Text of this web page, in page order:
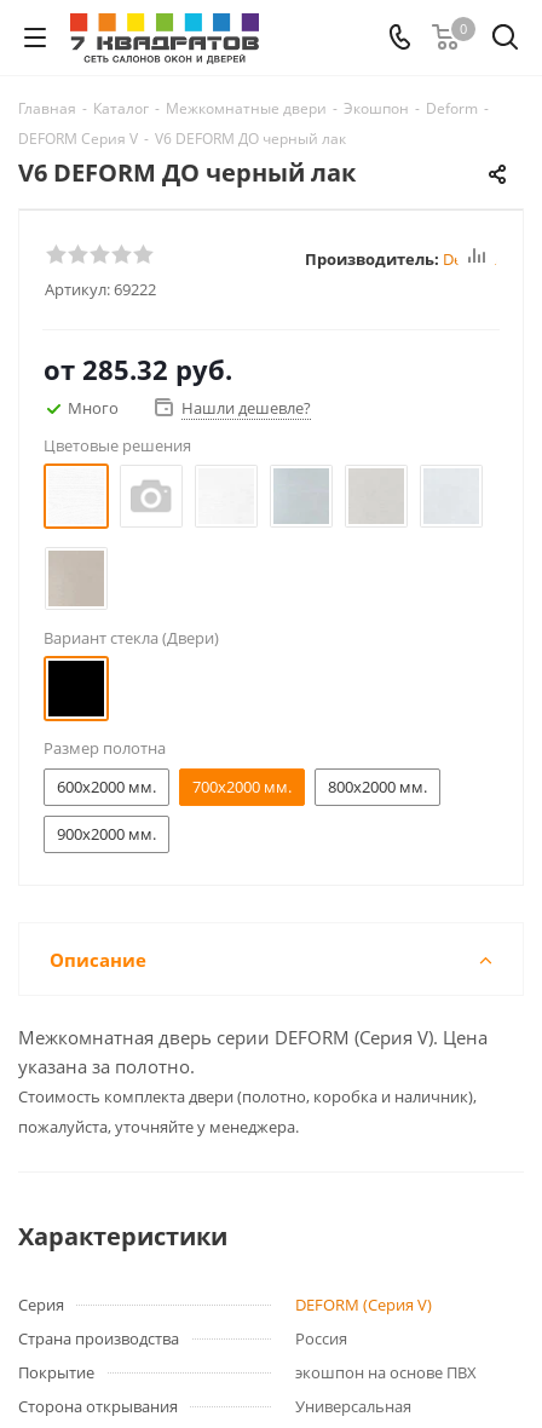
0
Главная - Каталог - Межкомнатные двери - Экошпон - Deform -
DEFORM Серия V - V6 DEFORM ДО черный лак
V6 DEFORM ДО черный лак
Артикул:69222
Производитель: Deform
от 285.32 руб.
Много
Нашли дешевле?
Цветовые решения
Вариант стекла (Двери)
Размер полотна
600x2000 мм.
700x2000 мм. 800x2000 мм.
900x2000 мм.
Описание
Межкомнатная дверь серии DEFORM (Серия V). Цена
указана за полотно.
Cтоимость комплекта двери (полотно, коробка и наличник),
пожалуйста, уточняйте у менеджера.
Характеристики
Серия
DEFORM (Серия V)
Страна производства
Россия
Покрытие
экошпон на основе ПВХ
Сторона открывания
Универсальная